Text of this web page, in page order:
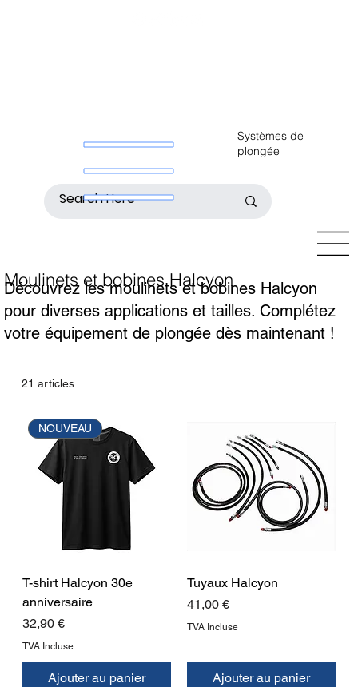
Systèmes de
plongée
Moulinets et bobines Halcyon
Découvrez les moulinets et bobines Halcyon
pour diverses applications et tailles. Complétez
votre équipement de plongée dès maintenant !
21 articles
NOUVEAU
T-shirt Halcyon 30e
anniversaire
Prix
32,90 €
TVA Incluse
Ajouter au panier
Tuyaux Halcyon
Prix
41,00 €
TVA Incluse
Ajouter au panier